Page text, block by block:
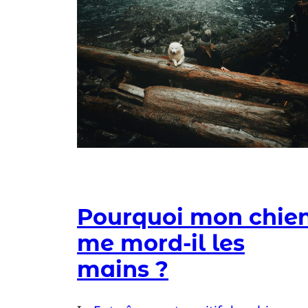
Pourquoi mon
me mord-il les
mains ?